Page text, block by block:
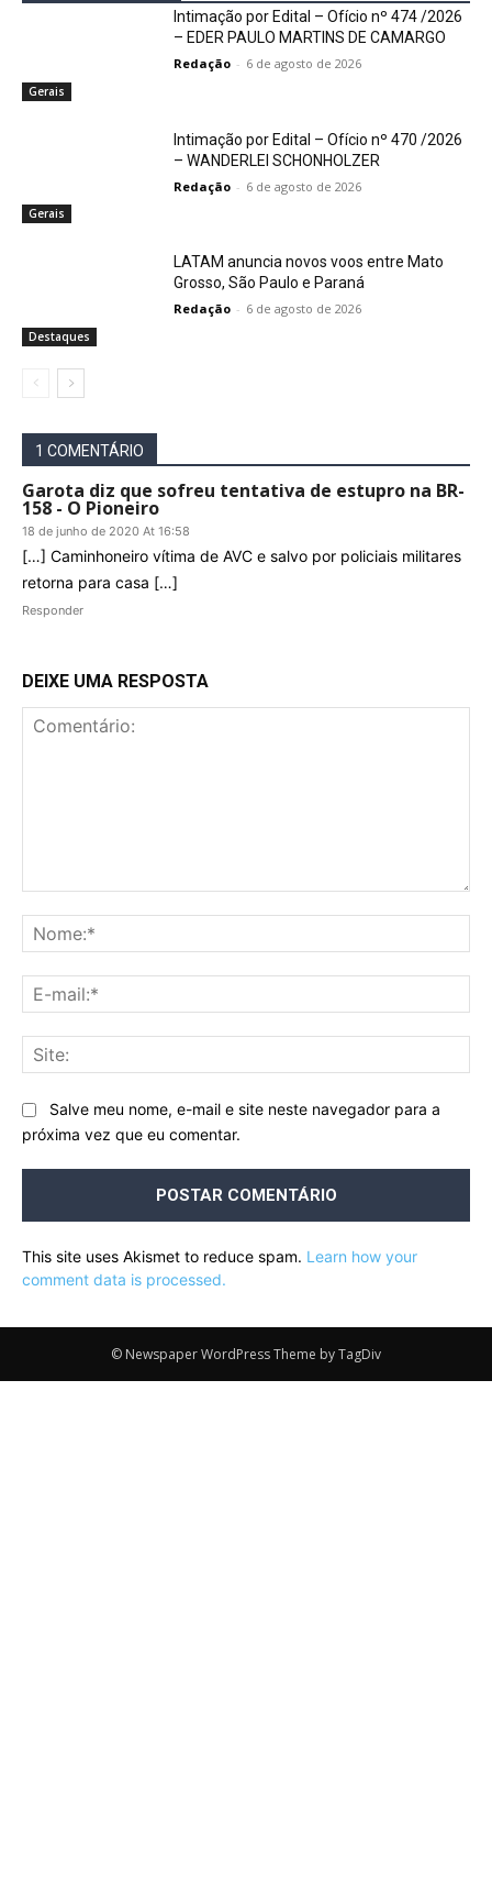
Gerais
Intimação por Edital – Ofício nº 474 /2026
– EDER PAULO MARTINS DE CAMARGO
Redação - 6 de agosto de 2026
Gerais
Intimação por Edital – Ofício nº 470 /2026
– WANDERLEI SCHONHOLZER
Redação - 6 de agosto de 2026
Destaques
LATAM anuncia novos voos entre Mato
Grosso, São Paulo e Paraná
Redação - 6 de agosto de 2026
1 COMENTÁRIO
Garota diz que sofreu tentativa de estupro na BR-
158 - O Pioneiro
18 de junho de 2020 At 16:58
[…] Caminhoneiro vítima de AVC e salvo por policiais militares
retorna para casa […]
Responder
DEIXE UMA RESPOSTA
Salve meu nome, e-mail e site neste navegador para a
próxima vez que eu comentar.
This site uses Akismet to reduce spam. Learn how your
comment data is processed.
© Newspaper WordPress Theme by TagDiv